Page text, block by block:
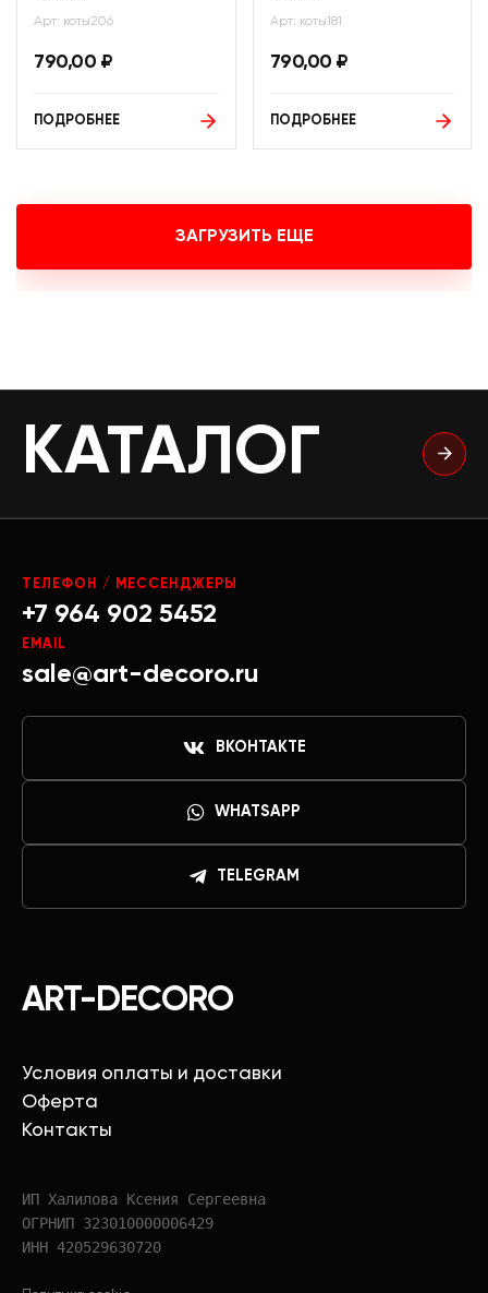
Арт: коты206
790,00 ₽
ПОДРОБНЕЕ
Арт: коты181
790,00 ₽
ПОДРОБНЕЕ
ЗАГРУЗИТЬ ЕЩЕ
КАТАЛОГ
ART-DECORO
Условия оплаты и доставки
Оферта
Контакты
ИП Халилова Ксения Сергеевна
ОГРНИП 323010000006429
ИНН 420529630720
ТЕЛЕФОН / МЕССЕНДЖЕРЫ
+7 964 902 5452
EMAIL
sale@art-decoro.ru
ВКОНТАКТЕ
WHATSAPP
TELEGRAM